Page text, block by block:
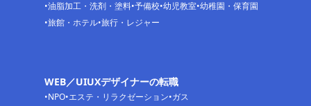
油脂加工・洗剤・塗料 予備校 幼児教室 幼稚園・保育園
旅館・ホテル 旅行・レジャー
WEB／UIUXデザイナーの転職
NPO エステ・リラクゼーション ガス